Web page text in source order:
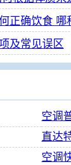
正确饮食 哪
及常见误区
空调
直达
空调